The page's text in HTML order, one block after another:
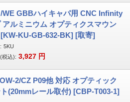
WE GBBハイキャパ用 CNC Infinity
アルミニウム オプティクスマウン
[KW-KU-GB-632-BK] [取寄]
5KU
税込): 3,927 円
2/CZ P09他 対応 オプティック
(20mmレール取付) [CBP-T003-1]